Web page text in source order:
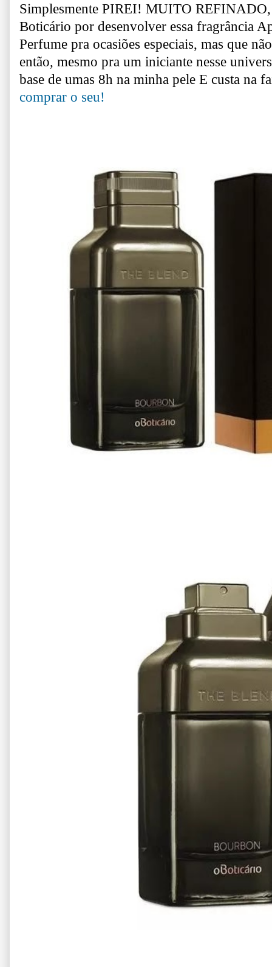
Simplesmente PIREI! MUITO REFINADO,
Boticário por desenvolver essa fragrância
Perfume pra ocasiões especiais, mas que
então, mesmo pra um iniciante nesse
base de umas 8h na minha pele E custa na
comprar o seu!